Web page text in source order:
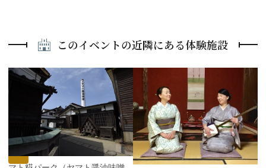
このイベントの近隣にある体験施設
u
s
e
x
t